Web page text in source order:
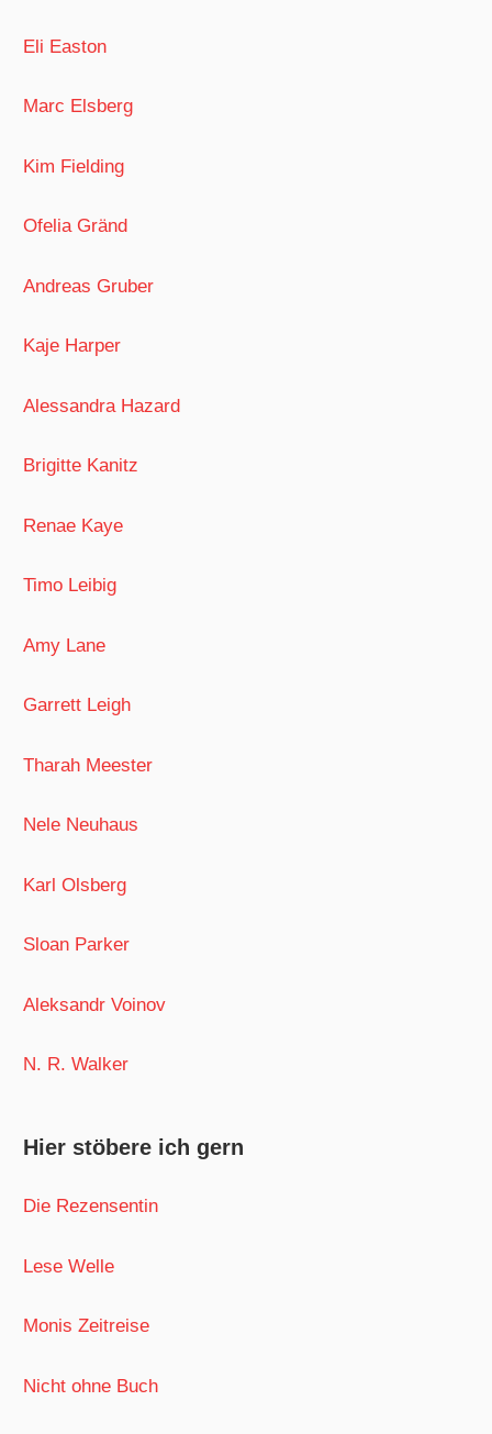
Eli Easton
Marc Elsberg
Kim Fielding
Ofelia Gränd
Andreas Gruber
Kaje Harper
Alessandra Hazard
Brigitte Kanitz
Renae Kaye
Timo Leibig
Amy Lane
Garrett Leigh
Tharah Meester
Nele Neuhaus
Karl Olsberg
Sloan Parker
Aleksandr Voinov
N. R. Walker
Hier stöbere ich gern
Die Rezensentin
Lese Welle
Monis Zeitreise
Nicht ohne Buch